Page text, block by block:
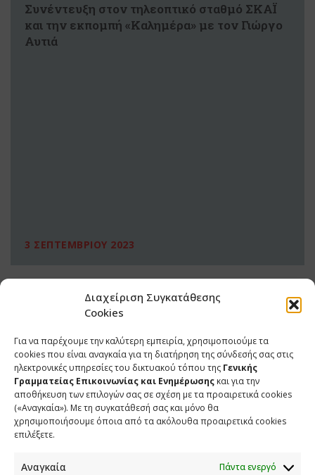
Διαχείριση Συγκατάθεσης
Cookies
Για να παρέχουμε την καλύτερη εμπειρία, χρησιμοποιούμε τα
cookies που είναι αναγκαία για τη διατήρηση της σύνδεσής σας στις
ηλεκτρονικές υπηρεσίες του δικτυακού τόπου της Γενικής
Γραμματείας Επικοινωνίας και Ενημέρωσης και για την
αποθήκευση των επιλογών σας σε σχέση με τα προαιρετικά cookies
(«Αναγκαία»). Με τη συγκατάθεσή σας και μόνο θα
χρησιμοποιήσουμε όποια από τα ακόλουθα προαιρετικά cookies
επιλέξετε.
Αναγκαία Πάντα ενεργό
Συνέντευξη στον τηλεοπτικό σταθμό ΣΚΑΪ
και την εκπομπή «Kαλημέρα» με τον Γιώργο
Αυτιά
3 ΣΕΠΤΕΜΒΡΙΟΥ 2023
ΕΠΙΚΟΙΝΩΝΙΑ
Φραγκούδη 11 & Αλεξάνδρου Πάντου